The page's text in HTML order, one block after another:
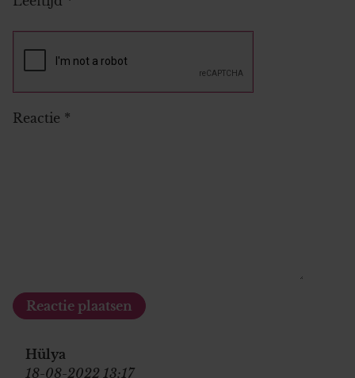
Reactie *
Hülya
18-08-2022 13:17